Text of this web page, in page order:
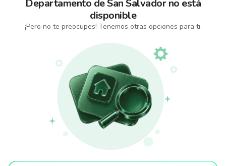
Departamento de San Salvador no está
disponible
¡Pero no te preocupes! Tenemos otras opciones para ti.